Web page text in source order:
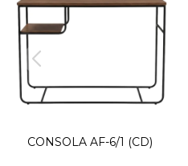
CONSOLA AF-6/1 (CD)